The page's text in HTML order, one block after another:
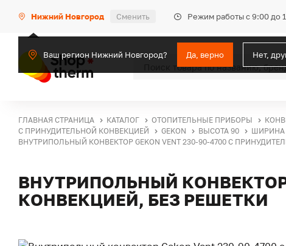
Нижний Новгород Сменить Режим работы с 9:00 до
Ваш регион Нижний Новгород? Да, верно Нет,
ГЛАВНАЯ СТРАНИЦА КАТАЛОГ ОТОПИТЕЛЬНЫЕ ПРИБОРЫ
С ПРИНУДИТЕЛЬНОЙ КОНВЕКЦИЕЙ
GEKON ВЫСОТА 90
ШИРИНА
ВНУТРИПОЛЬНЫЙ КОНВЕКТОР GEKON VENT 230-90-4700 С
ВНУТРИПОЛЬНЫЙ КОНВЕКТОР
КОНВЕКЦИЕЙ, БЕЗ РЕШЕТКИ